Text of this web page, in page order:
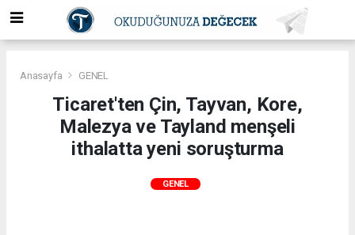
Anasayfa GENEL
Ticaret'ten Çin, Tayvan, Kore,
Malezya ve Tayland menşeli
ithalatta yeni soruşturma
GENEL